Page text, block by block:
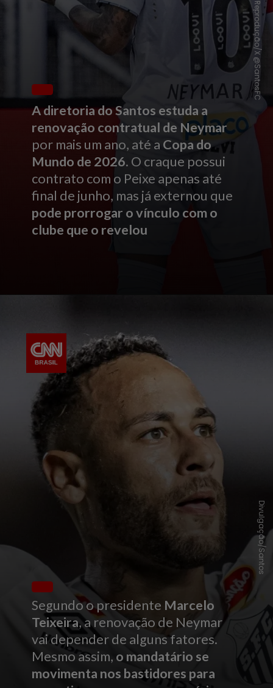
Reprodução/X @SantosFC
A diretoria do Santos estuda a
renovação contratual de Neymar
por mais um ano, até a Copa do
Mundo de 2026. O craque possui
contrato com o Peixe apenas até
final de junho, mas já externou que
pode prorrogar o vínculo com o
clube que o revelou
Divulgação/Santos
Segundo o presidente Marcelo
Teixeira, a renovação de Neymar
vai depender de alguns fatores.
Mesmo assim, o mandatário se
movimenta nos bastidores para